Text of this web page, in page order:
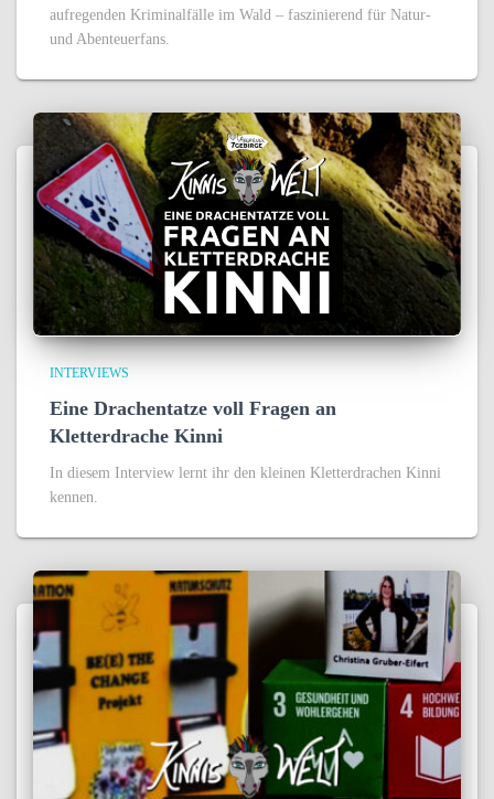
aufregenden Kriminalfälle im Wald – faszinierend für Natur-
und Abenteuerfans.
INTERVIEWS
Eine Drachentatze voll Fragen an
Kletterdrache Kinni
In diesem Interview lernt ihr den kleinen Kletterdrachen Kinni
kennen.